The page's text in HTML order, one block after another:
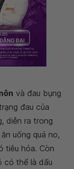
và đau bụng
đau của
diễn ra trong
uống quá no,
tiêu hóa. Còn
có thể là dấu